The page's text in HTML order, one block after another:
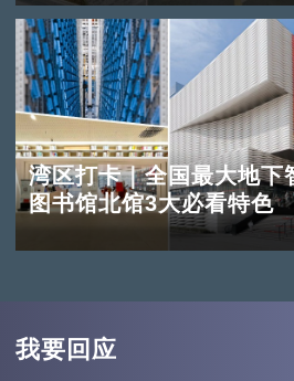
湾区打卡｜全国最大地下
图书馆北馆3大必看特色
我要回应